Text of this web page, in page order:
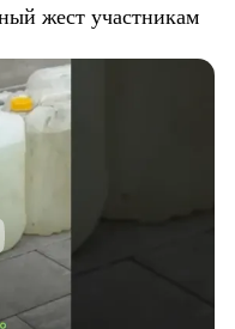
жест участникам